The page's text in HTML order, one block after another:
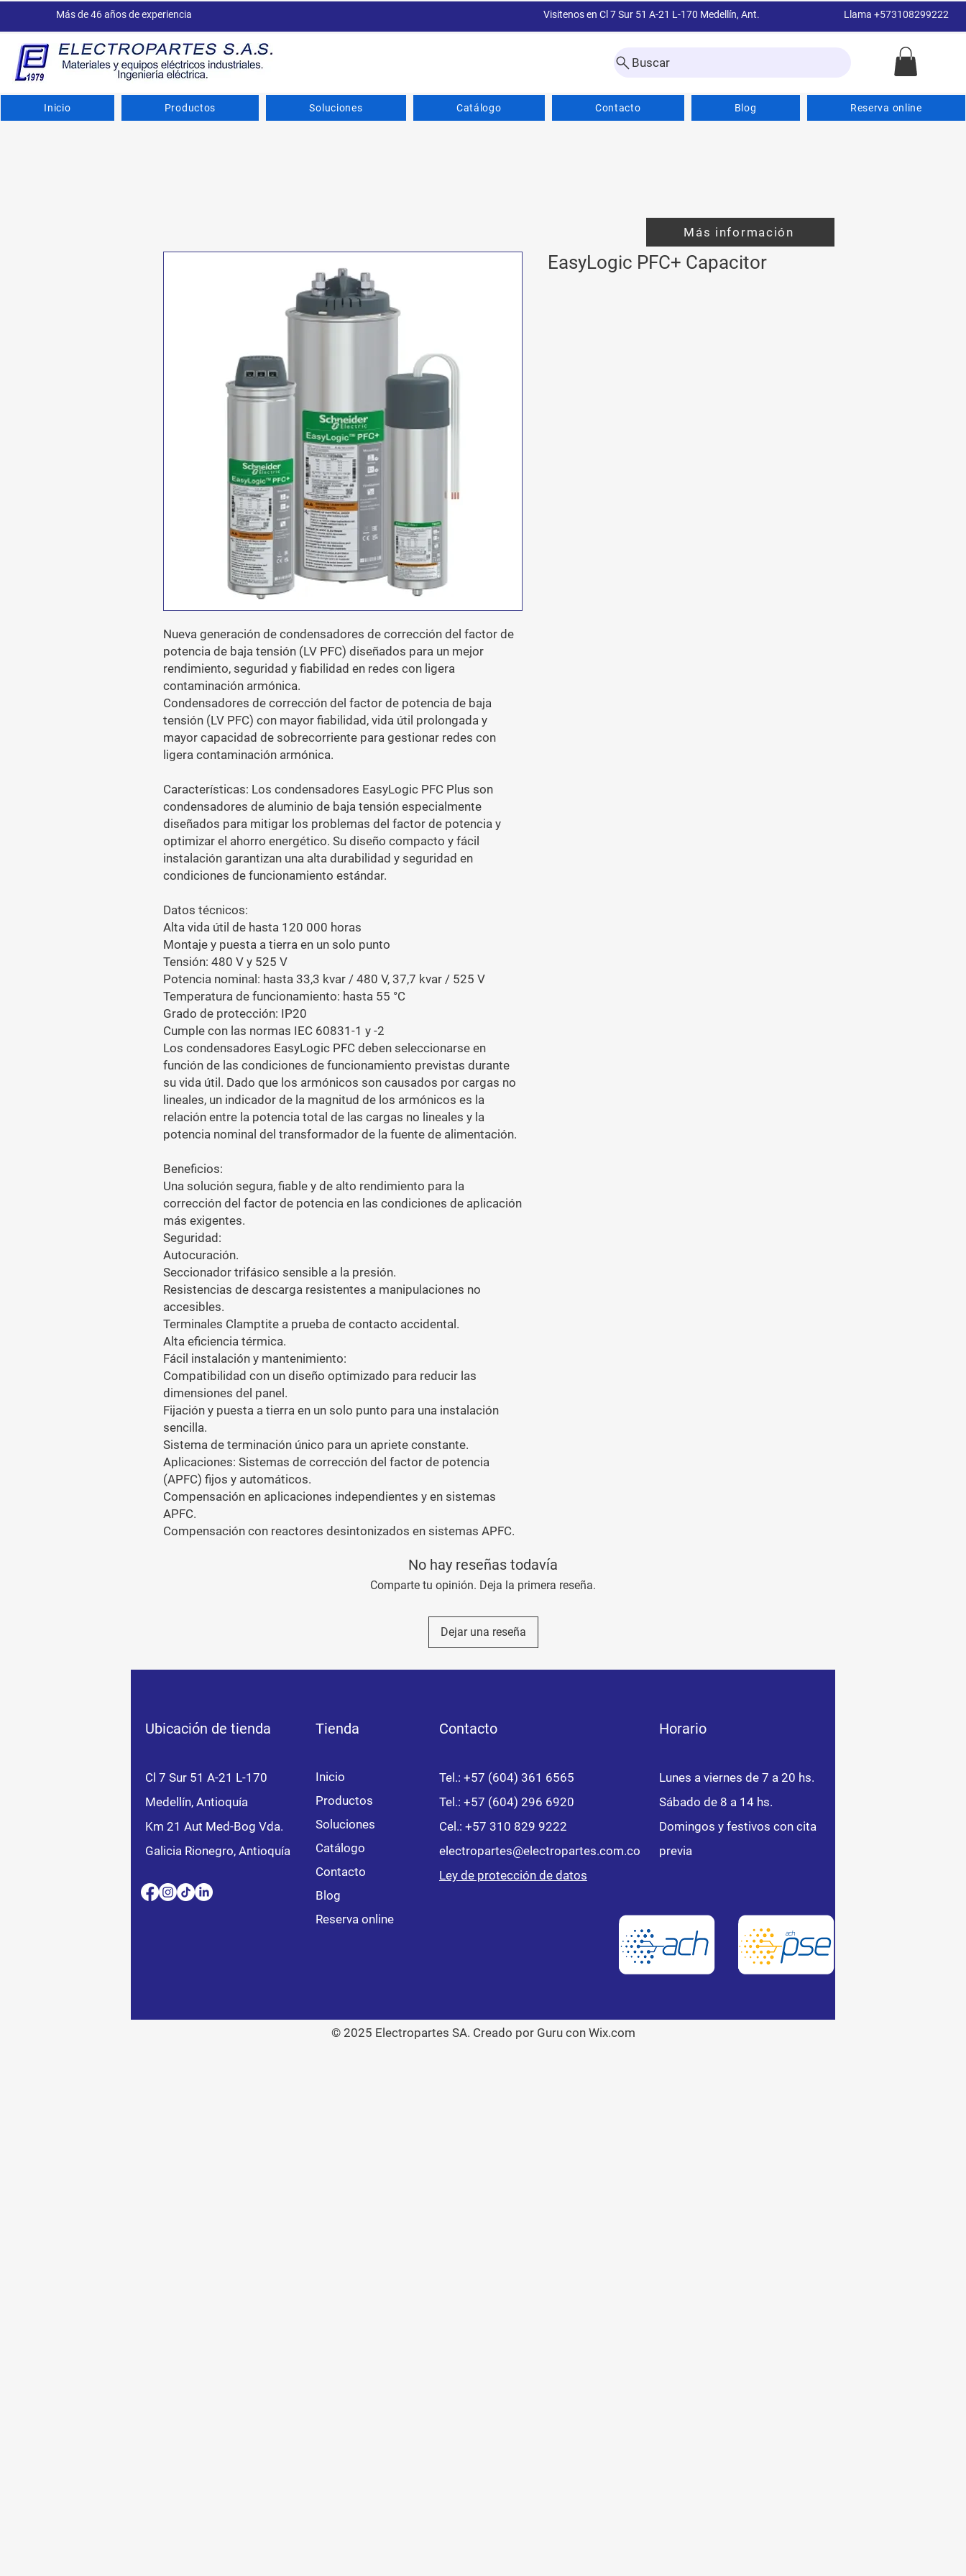
Más de 46 años de experiencia Visitenos en Cl 7 Sur 51 A-21 L-170 Medellín, Ant. Llama +573108299222
Buscar
Inicio Productos Soluciones Catálogo Contacto Blog Reserva online
Nueva generación de condensadores de corrección del factor de
potencia de baja tensión (LV PFC) diseñados para un mejor
rendimiento, seguridad y fiabilidad en redes con ligera
contaminación armónica.
Condensadores de corrección del factor de potencia de baja
tensión (LV PFC) con mayor fiabilidad, vida útil prolongada y
mayor capacidad de sobrecorriente para gestionar redes con
ligera contaminación armónica.
Características: Los condensadores EasyLogic PFC Plus son
condensadores de aluminio de baja tensión especialmente
diseñados para mitigar los problemas del factor de potencia y
optimizar el ahorro energético. Su diseño compacto y fácil
instalación garantizan una alta durabilidad y seguridad en
condiciones de funcionamiento estándar.
Datos técnicos:
Alta vida útil de hasta 120 000 horas
Montaje y puesta a tierra en un solo punto
Tensión: 480 V y 525 V
Potencia nominal: hasta 33,3 kvar / 480 V, 37,7 kvar / 525 V
Temperatura de funcionamiento: hasta 55 °C
Grado de protección: IP20
Cumple con las normas IEC 60831-1 y -2
Los condensadores EasyLogic PFC deben seleccionarse en
función de las condiciones de funcionamiento previstas durante
su vida útil. Dado que los armónicos son causados ​​por cargas no
lineales, un indicador de la magnitud de los armónicos es la
relación entre la potencia total de las cargas no lineales y la
potencia nominal del transformador de la fuente de alimentación.
Beneficios:
Una solución segura, fiable y de alto rendimiento para la
corrección del factor de potencia en las condiciones de aplicación
más exigentes.
Seguridad:
Autocuración.
Seccionador trifásico sensible a la presión.
Resistencias de descarga resistentes a manipulaciones no
accesibles.
Terminales Clamptite a prueba de contacto accidental.
Alta eficiencia térmica.
Fácil instalación y mantenimiento:
Compatibilidad con un diseño optimizado para reducir las
dimensiones del panel.
Fijación y puesta a tierra en un solo punto para una instalación
sencilla.
Sistema de terminación único para un apriete constante.
Aplicaciones: Sistemas de corrección del factor de potencia
(APFC) fijos y automáticos.
Compensación en aplicaciones independientes y en sistemas
APFC.
Compensación con reactores desintonizados en sistemas APFC.
EasyLogic PFC+ Capacitor
No hay reseñas todavía
Comparte tu opinión. Deja la primera reseña.
Dejar una reseña
Más información
Ubicación de tienda
Cl 7 Sur 51 A-21 L-170
Medellín, Antioquía
Km 21 Aut Med-Bog Vda.
Galicia Rionegro, Antioquía
Tienda
Inicio
Productos
Soluciones
Catálogo
Contacto
Blog
Reserva online
Contacto
Tel.: +57 (604) 361 6565
Tel.: +57 (604) 296 6920
Cel.: +57 310 829 9222
electropartes@electropartes.com.co
Ley de protección de datos
Horario
Lunes a viernes de 7 a 20 hs.
Sábado de 8 a 14 hs.
Domingos y festivos con cita
previa
© 2025 Electropartes SA. Creado por Guru con Wix.com